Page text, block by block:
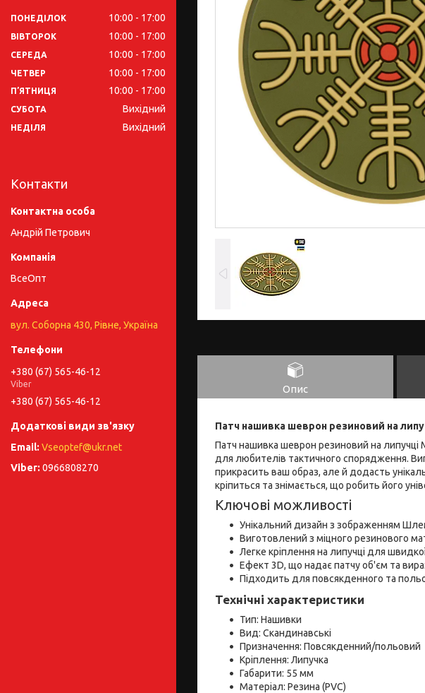
Опис
Патч нашивка шеврон резиновий на
Патч нашивка шеврон резиновий на
для любителів тактичного спорядження.
прикрасить ваш образ, але й додасть
кріпиться та знімається, що робить його
Ключові можливості
Унікальний дизайн з зображенням
Виготовлений з міцного резинового
Легке кріплення на липучці для
Ефект 3D, що надає патчу об'єм та
Підходить для повсякденного та
Технічні характеристики
Тип: Нашивки
Вид: Скандинавські
Призначення: Повсякденний/польовий
Кріплення: Липучка
Габарити: 55 мм
Матеріал: Резина (PVC)
ПОНЕДІЛОК 10:00 17:00
ВІВТОРОК 10:00 17:00
СЕРЕДА 10:00 17:00
ЧЕТВЕР 10:00 17:00
ПʼЯТНИЦЯ 10:00 17:00
СУБОТА Вихідний
НЕДІЛЯ Вихідний
Контакти
Андрій Петрович
ВсеОпт
вул. Соборна 430, Рівне, Україна
+380 (67) 565-46-12
Viber
+380 (67) 565-46-12
Vseoptef@ukr.net
0966808270